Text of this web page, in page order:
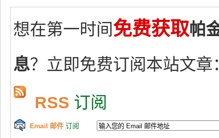
想在第一时间免费获取帕
息？立即免费订阅本站文章
RSS 订阅
Email 邮件 订阅